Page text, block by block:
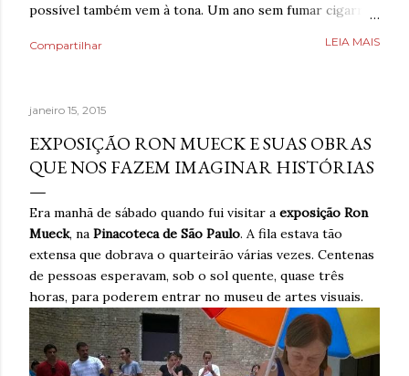
possível também vem à tona. Um ano sem fumar cigarro.
estava mais interessado no quanto havia ganhado de
ansiedade. Estaria mentindo se dissesse que estava
completamente livre do risco de recaída, ninguém estava,
mas estava feliz pelo dia finalmente ter chegado. Então,
respirava com mais tranquilidade e mesmo nos dias de
ansiedade, aprendera que o cigarro não era a resposta.
Pelo contrário, que criava mais problemas. Um ano
acreditando em si mesmo e confiando no processo. Um
ano sem fumar cigarro. Um ano. *Ben Oliveira é escritor,
formado em jornalismo . Autor do...
Compartilhar LEIA MAIS
janeiro 15, 2015
EXPOSIÇÃO RON MUECK E SUAS OBRAS
QUE NOS FAZEM IMAGINAR HISTÓRIAS
Era manhã de sábado quando fui visitar a exposição Ron
Mueck, na Pinacoteca de São Paulo. A fila estava tão
extensa que dobrava o quarteirão várias vezes. Centenas
de pessoas esperavam, sob o sol quente, quase três
horas, para poderem entrar no museu de artes visuais.